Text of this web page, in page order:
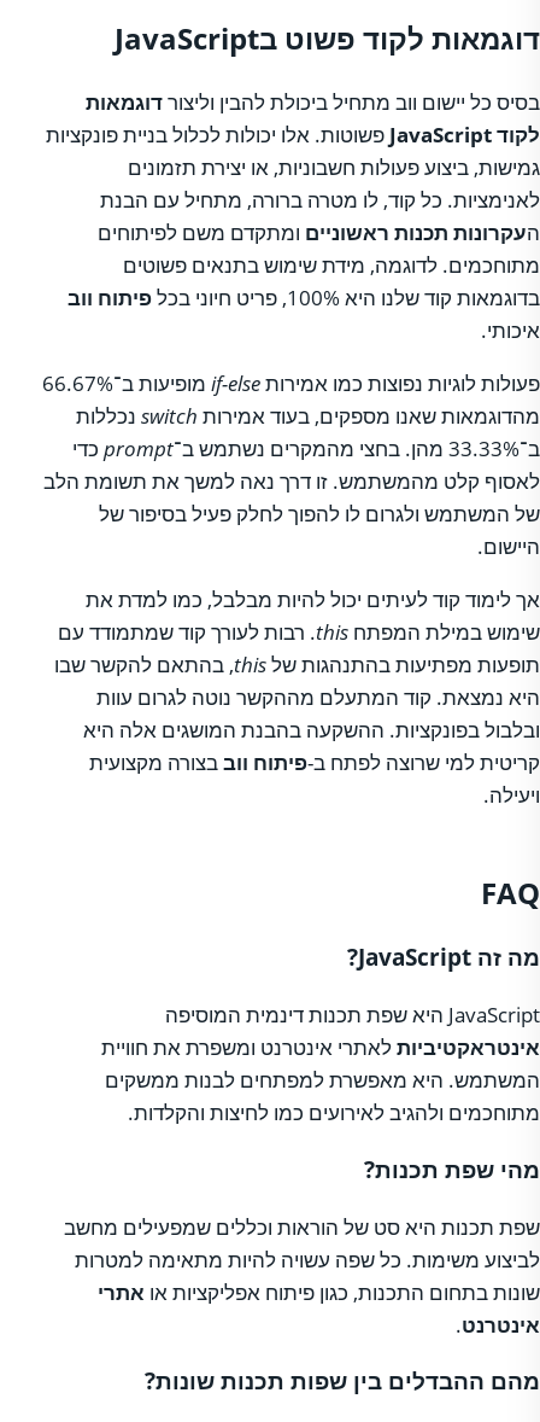
דוגמאות לקוד פשוט בJavaScript
בסיס כל יישום ווב מתחיל ביכולת להבין וליצורדוגמאות
לקוד JavaScript
פשוטות. אלו יכולות לכלול בניית פונקציות
גמישות, ביצוע פעולות חשבוניות, או יצירת תזמונים
לאנימציות. כל קוד, לו מטרה ברורה, מתחיל עם הבנת
העקרונות תכנות ראשוניים ומתקדם משם לפיתוחים
מתוחכמים. לדוגמה, מידת שימוש בתנאים פשוטים
בדוגמאות קוד שלנו היא 100%, פריט חיוני בכל
פיתוח ווב
איכותי.
פעולות לוגיות נפוצות כמו אמירותif-else
מופיעות ב־66.67%
מהדוגמאות שאנו מספקים, בעוד אמירות switch נכללות
ב־33.33% מהן. בחצי מהמקרים נשתמש ב־
prompt כדי
לאסוף קלט מהמשתמש. זו דרך נאה למשך את תשומת הלב
של המשתמש ולגרום לו להפוך לחלק פעיל בסיפור של
היישום.
אך לימוד קוד לעיתים יכול להיות מבלבל, כמו למדת את
שימוש במילת המפתח this. רבות לעורך קוד שמתמודד עם
תופעות מפתיעות בהתנהגות שלthis, בהתאם להקשר שבו
היא נמצאת. קוד המתעלם מההקשר נוטה לגרום עוות
ובלבול בפונקציות. ההשקעה בהבנת המושגים אלה היא
קריטית למי שרוצה לפתח ב-פיתוח וובבצורה מקצועית
ויעילה.
FAQ
מה זה JavaScript?
JavaScript היא שפת תכנות דינמית המוסיפה
אינטראקטיביותלאתרי אינטרנט ומשפרת את חוויית
המשתמש. היא מאפשרת למפתחים לבנות ממשקים
מתוחכמים ולהגיב לאירועים כמו לחיצות והקלדות.
מהי שפת תכנות?
שפת תכנות היא סט של הוראות וכללים שמפעילים מחשב
לביצוע משימות. כל שפה עשויה להיות מתאימה למטרות
שונות בתחום התכנות, כגון פיתוח אפליקציות או אתרי
אינטרנט.
מהם ההבדלים בין שפות תכנות שונות?